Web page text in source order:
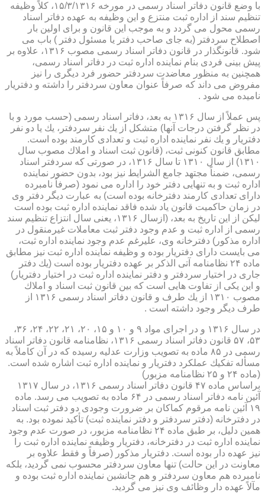
با وضع قانون دفاتر اسناد رسمی در مورخه ۱۵/۳/۱۳۱۶، كلاً وظیفه
تنظیم سند از اداره ثبت منتزع و این وظیفه به عهده دفاتر اسناد
رسمی محول می گردد و به موجب این قانون و برای اولین بار
اصطلاح سردفتر (به جای صاحب دفتر یا مسئول دفتر ) باب می
شود. قانونگذار در قانون دفاتر اسناد رسمی مصوب ۱۳۱۶، علاوه بر
پیش بینی فردی بنام نماینده اداره ثبت در دفاتر اسناد رسمی،
همچنین به منظور معاضدت سردفتر حضور فرد دیگری را نیز
مفروض می داند كه صرفاً عنوان معاون سردفتر را داشته و دفتریار
نامیده می شود .
پس عملاً از سال ۱۳۱۶ به بعد، دفاتر اسناد رسمی (حسب مورد و با
در نظر گرفتن درجات آنها) متشكل از یك نفر سردفتر، یك یا دو نفر
دفتریار و یك نفر نماینده اداره ثبت و تعدادی كارمند بوده است.
مطابق قانون كنونی ثبت، (قانون ثبت اسناد و املاك مصوب سال
۱۳۱۰) از سال ۱۳۱۰ تا سال ۱۳۱۶، در صورتی كه سردفتر اسناد
رسمی، ضمناً مجتهد جامع الشرایط نیز بود، بدون حضور نماینده
اداره ثبت و به تنهایی دفتر خود را اداره می نمود (صرفاً نامبرده
دارای تعدادی كارمند دفترخانه بوده است) به عبارت دیگر دفتر وی
در زمان حاكمیت قانون یاد شده فاقد نماینده اداره ثبت بوده است
لیكن از این تاریخ به بعد، (ازسال ۱۳۱۶، یعنی سال انتزاع تنظیم سند
رسمی از اداره ثبت و عدم وجود دفتر ثبت معاملات غیرمنقول در
اداره مذكور) دفترخانه وی، علیرغم عدم وجود نماینده اداره ثبت،
می بایست دارای دفتریار بوده و وظیفه نماینده اداره ثبت نیز مطابق
ماده ۲۴ نظامنامه آتی الذكر بر عهده دفتریار بوده است (یك دفتر
جاری در اختیار سردفتر و دفتر نماینده اداره ثبت در اختیار دفتریار)
و این یكی از تفاوت هایی است كه بین قانون ثبت اسناد و املاك
مصوب ۱۳۱۰ از یك طرف و قانون دفاتر اسناد رسمی ۱۳۱۶ از
طرف دیگر وجود داشته است .
در سال ۱۳۱۶ و در اجرای مواد ۹ و ۱۰ و ۱۵، ۲۰، ۲۱، ۲۲، ۲۴، ۳۶،
۵۳، ۵۷ قانون دفاتر اسناد رسمی ۱۳۱۶، نظامنامه قانون دفاتر اسناد
رسمی در ۸۵ ماده به تصویب وزارت عدلیه رسیده كه در آن كاملاً به
مسأله تفكیك عملكرد دفتریار و نماینده اداره ثبت اشاره شده است.
(ماده ۲۴ و ۲۵ نظامنامه مزبور)
براساس ماده ۴۷ قانون دفاتر اسناد رسمی ۱۳۱۶، در سال ۱۳۱۷
آئین نامه دفاتر اسناد رسمی در ۶۴ ماده به تصویب می رسد. ماده
۱۹ آئین نامه مرقوم كماكان بر ضرورت وجودی دو دفتر ثبت اسناد
در دفترخانه (دفتر سردفتر و دفتر نماینده ثبت) تأكید نموده بود. به
همین دلیل، بر طبق ماده ۲۴ نظامنامه مزبور، در صورت عدم وجود
نماینده اداره ثبت در دفترخانه، دفتریار وظیفه نماینده اداره ثبت را
نیز عهده دار بوده است. دفتریار مذكور (صرفاً و فقط علاوه بر
معاونت در این حالت) تنها معاون سردفتر محسوب نمی گردید، بلكه
نامبرده هم معاون سردفتر و هم جانشین نماینده اداره ثبت بوده و
مآلاً عهده دار وظائف وی نیز می گردید.